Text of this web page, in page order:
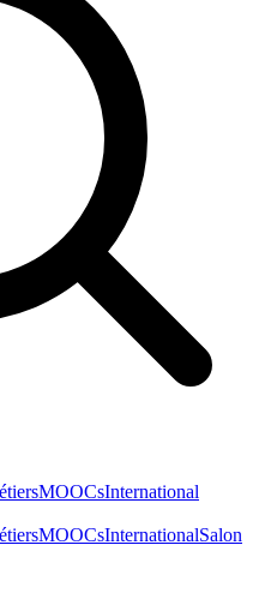
MOOCsInternational
MOOCsInternationalSalon